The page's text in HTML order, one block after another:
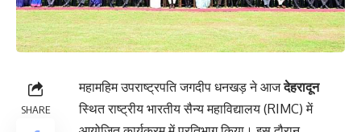
SHARE
महामहिम उपराष्ट्रपति जगदीप धनखड़ ने आजदेहरादून
स्थित राष्ट्रीय भारतीय सैन्य महाविद्यालय (RIMC) में